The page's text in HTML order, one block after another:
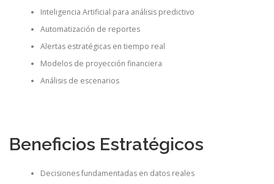
Inteligencia Artificial para análisis predictivo
Automatización de reportes
Alertas estratégicas en tiempo real
Modelos de proyección financiera
Análisis de escenarios
Beneficios Estratégicos
Decisiones fundamentadas en datos reales